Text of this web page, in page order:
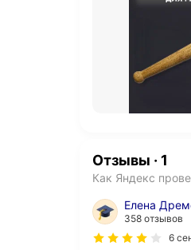
Отзывы · 1
Как Яндекс
Елена
358 отзывов
6